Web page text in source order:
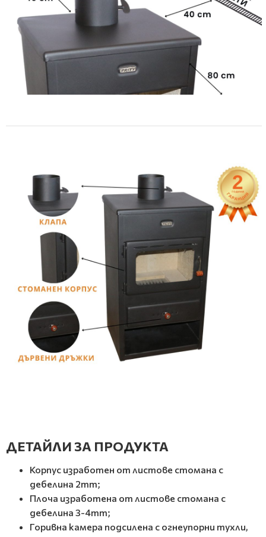
ДЕТАЙЛИ ЗА ПРОДУКТА
Корпус изработен от листове стомана с
дебелина 2mm;
Плоча изработена от листове стомана с
дебелина 3-4mm;
Горивна камера подсилена с огнеупорни тухли,